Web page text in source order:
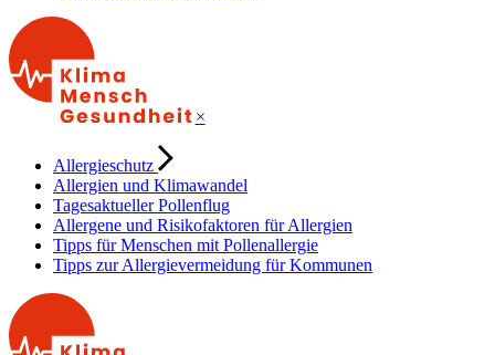
×
Allergieschutz
Allergien und Klimawandel
Tagesaktueller Pollenflug
Allergene und Risikofaktoren für Allergien
Tipps für Menschen mit Pollenallergie
Tipps zur Allergievermeidung für Kommunen